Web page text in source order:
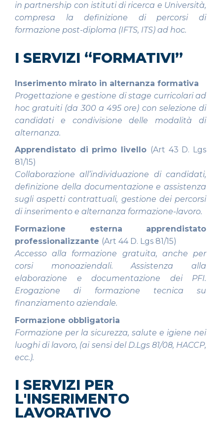
in partnership con istituti di ricerca e Università,
compresa la definizione di percorsi di
formazione post-diploma (IFTS, ITS) ad hoc.
I SERVIZI “FORMATIVI”
Inserimento mirato in alternanza formativa
Progettazione e gestione di stage curricolari ad
hoc gratuiti (da 300 a 495 ore) con selezione di
candidati e condivisione delle modalità di
alternanza.
Apprendistato di primo livello (Art 43 D. Lgs
81/15)
Collaborazione all’individuazione di candidati,
definizione della documentazione e assistenza
sugli aspetti contrattuali, gestione dei percorsi
di inserimento e alternanza formazione-lavoro.
Formazione esterna apprendistato
professionalizzante (Art 44 D. Lgs 81/15)
Accesso alla formazione gratuita, anche per
corsi monoaziendali. Assistenza alla
elaborazione e documentazione dei PFI.
Erogazione di formazione tecnica su
finanziamento aziendale.
Formazione obbligatoria
Formazione per la sicurezza, salute e igiene nei
luoghi di lavoro, (ai sensi del D.Lgs 81/08, HACCP,
ecc.).
I SERVIZI PER
L'INSERIMENTO
LAVORATIVO